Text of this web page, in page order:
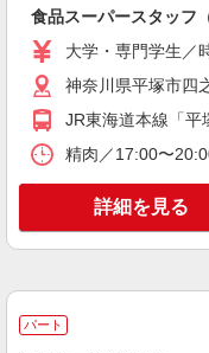
間・曜
神
キープ
パート
いなげや 平塚四之宮店
食品
時
食品スーパースタッフ
大学・専門学生／
神奈川県平塚市四
JR東海道本線「平
精肉／17:00〜
詳細を見る
パート